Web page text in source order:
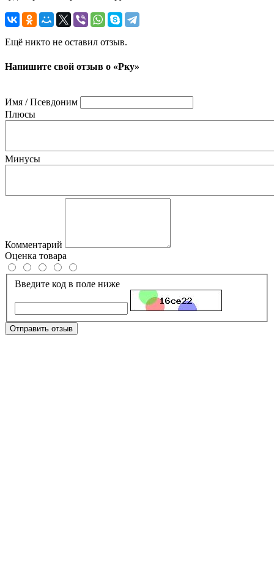
Ещё никто не оставил отзыв.
Напишите свой отзыв о «Рку»
Имя / Псевдоним
Плюсы
Минусы
Комментарий
Оценка товара
Введите код в поле ниже
Отправить отзыв